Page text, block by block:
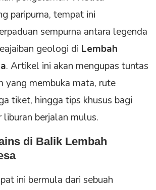
paripurna, tempat ini
sempurna antara legenda
geologi di Lembah
. Artikel ini akan mengupas tuntas
yang membuka mata, rute
tiket, hingga tips khusus bagi
liburan berjalan mulus.
di Balik Lembah
ini bermula dari sebuah